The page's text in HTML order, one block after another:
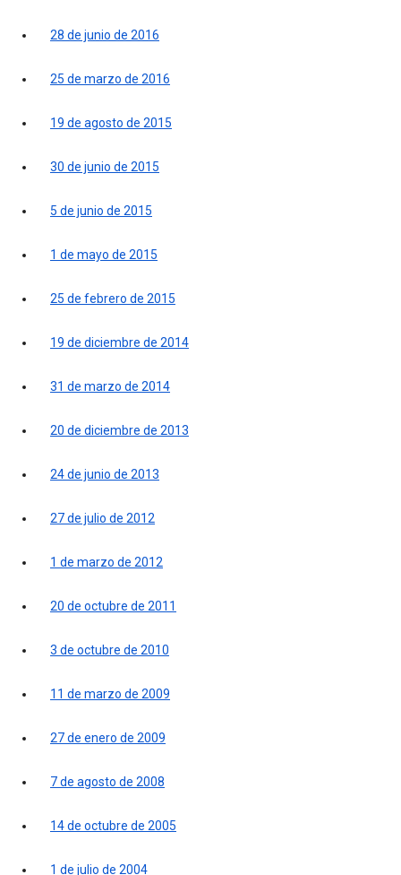
28 de junio de 2016
25 de marzo de 2016
19 de agosto de 2015
30 de junio de 2015
5 de junio de 2015
1 de mayo de 2015
25 de febrero de 2015
19 de diciembre de 2014
31 de marzo de 2014
20 de diciembre de 2013
24 de junio de 2013
27 de julio de 2012
1 de marzo de 2012
20 de octubre de 2011
3 de octubre de 2010
11 de marzo de 2009
27 de enero de 2009
7 de agosto de 2008
14 de octubre de 2005
1 de julio de 2004